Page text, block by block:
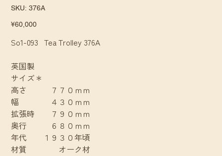
SKU: SKU
376A
376A
Price
¥60,000
So1-093 Tea Trolley 376A
英国製
サイズ＊
高さ ７７０ｍｍ
幅 ４３０ｍｍ
拡張時 ７９０ｍｍ
奥行 ６８０ｍｍ
年代 １９３０年頃
材質 オーク材